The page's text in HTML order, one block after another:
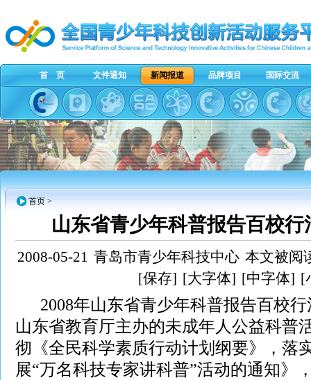
首 页 文件通知 新闻报道 品牌项目 国际交流
首页 >
山东省青少年科普报告百校
2008-05-21 青岛市青少年科技中心 本文被阅
[保存] [大字体] [中字体] [
2008年山东省青少年科普报告百校行
山东省教育厅主办的未成年人公益科普
彻《全民科学素质行动计划纲要》，落
展“万名科技专家讲科普”活动的通知》